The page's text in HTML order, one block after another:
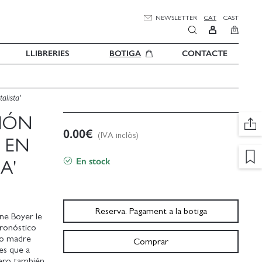
NEWSLETTER CAT CAST
0
LLIBRERIES BOTIGA CONTACTE
Boyer le
madre
que a
0.00€ (IVA inclòs)
En stock
Reserva. Pagament a la botiga
Comprar